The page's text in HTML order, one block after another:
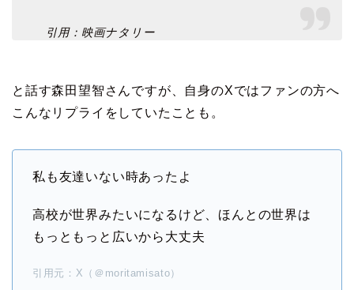
引用：映画ナタリー
と話す森田望智さんですが、自身のXではファンの方へ
こんなリプライをしていたことも。
私も友達いない時あったよ
高校が世界みたいになるけど、ほんとの世界は
もっともっと広いから大丈夫
引用元：X（＠moritamisato）